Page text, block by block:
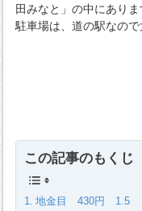
田みなと」の中にありま
駐車場は、道の駅なので
この記事のもくじ
地金目 430円 1.5